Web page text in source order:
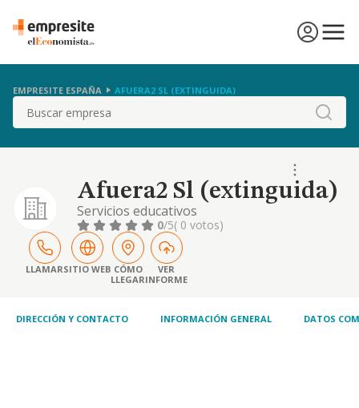
EMPRESITE ESPAÑA AFUERA2 SL (EXTINGUIDA)
Buscar
Afuera2 Sl (extinguida)
Servicios educativos
0/5( 0 votos)
LLAMARSITIO WEB CÓMO
LLEGAR
VER
INFORME
DIRECCIÓN Y CONTACTO INFORMACIÓN GENERAL DATOS